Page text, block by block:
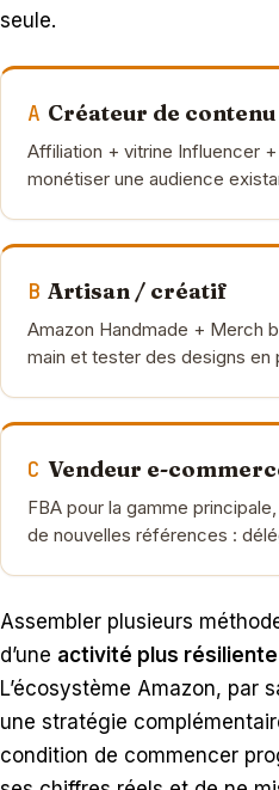
seule.
A Créateur de contenu
Affiliation + vitrine Influencer
monétiser une audience
B Artisan / créatif
Amazon Handmade + Merch
main et tester des designs en
C Vendeur e-
FBA pour la gamme
de nouvelles références :
Assembler plusieurs
d’une activité plus résiliente
L’écosystème Amazon, par
une stratégie
condition de commencer